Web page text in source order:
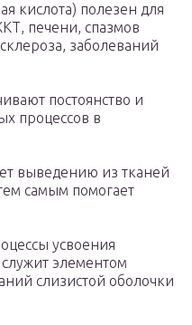
кислота) полезен для
печени, спазмов
заболеваний
постоянство и
процессов в
выведению из тканей
самым помогает
усвоения
элементом
слизистой оболочки